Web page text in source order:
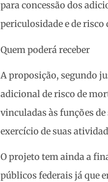
para concessão dos
periculosidade e de risco
Quem poderá receber
A proposição, segundo
adicional de risco de
vinculadas às funções
exercício de suas
O projeto tem ainda a
públicos federais já que